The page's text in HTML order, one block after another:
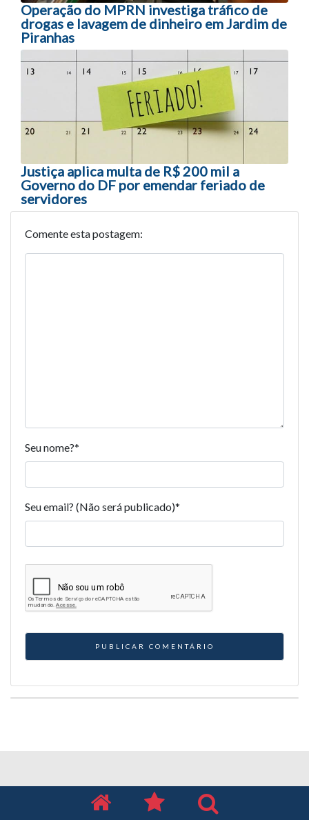
Operação do MPRN investiga tráfico de
drogas e lavagem de dinheiro em Jardim de
Piranhas
Justiça aplica multa de R$ 200 mil a
Governo do DF por emendar feriado de
servidores
Comente esta postagem:
Seu nome?*
Seu email? (Não será publicado)*